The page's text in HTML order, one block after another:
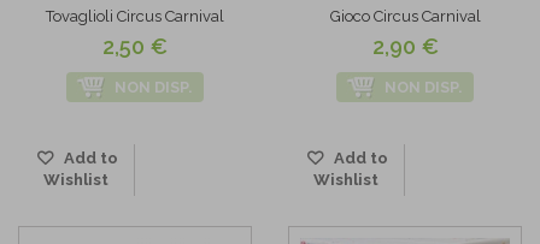
Tovaglioli Circus Carnival
2,50 €
NON DISP.
Add to
Wishlist
Gioco Circus Carnival
2,90 €
NON DISP.
Add to
Wishlist